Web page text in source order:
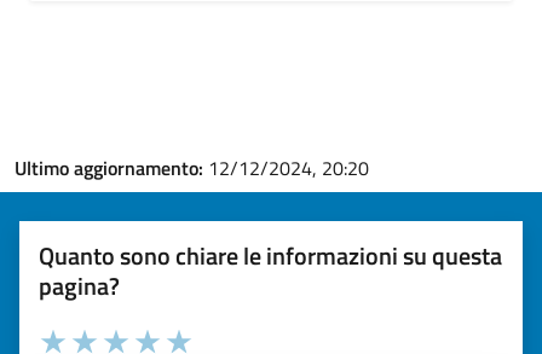
Ultimo aggiornamento: 12/12/2024, 20:20
Quanto sono chiare le informazioni su questa
pagina?
Valuta la chiarezza delle informazioni (da 1 a 5 stelle)
Seleziona il numero di stelle per valutare la chiarezza delle